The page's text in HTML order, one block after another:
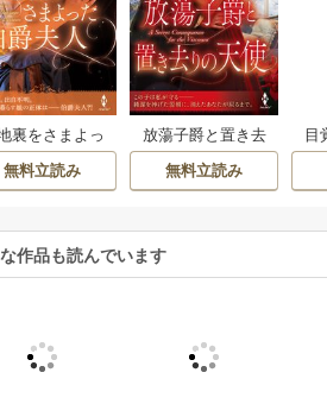
裏をさまよっ
た伯爵夫人
無料立読み
放蕩子爵と置き去
りの天使
無料立読み
目
作品も読んでいます